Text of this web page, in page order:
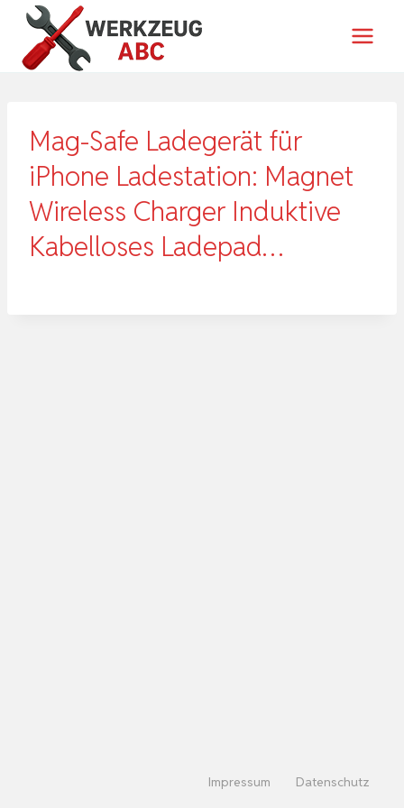
Zum
Inhalt
springen
Mag-Safe Ladegerät für
iPhone Ladestation: Magnet
Wireless Charger Induktive
Kabelloses Ladepad…
Impressum Datenschutz